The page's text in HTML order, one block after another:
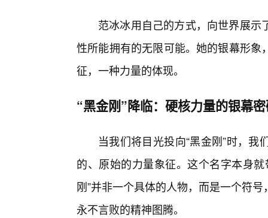
范冰冰用自己的方式，向世界展
性所能拥有的无限可能。她的银幕形
征，一种力量的体现。
“黑金刚”降临：硬核力量的银幕
当我们将目光投向“黑金刚”时，
的、原始的力量象征。这个名字本身
刚”并非一个具体的人物，而是一个符
永不言败的精神图腾。